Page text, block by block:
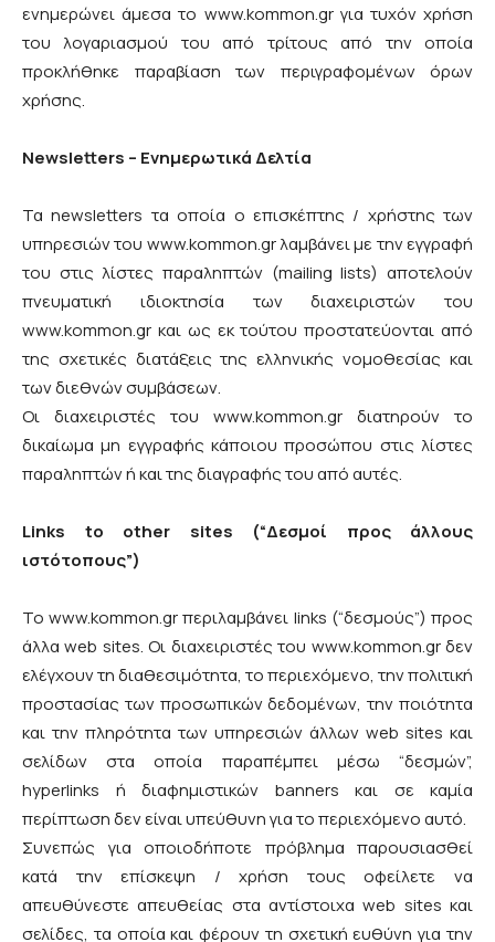
ενημερώνει άμεσα το www.kommon.gr για τυχόν χρήση
του λογαριασμού του από τρίτους από την οποία
προκλήθηκε παραβίαση των περιγραφομένων όρων
χρήσης.
Newsletters – Ενημερωτικά Δελτία
Τα newsletters τα οποία ο επισκέπτης / χρήστης των
υπηρεσιών του www.kommon.gr λαμβάνει με την εγγραφή
του στις λίστες παραληπτών (mailing lists) αποτελούν
πνευματική ιδιοκτησία των διαχειριστών του
www.kommon.gr και ως εκ τούτου προστατεύονται από
της σχετικές διατάξεις της ελληνικής νομοθεσίας και
των διεθνών συμβάσεων.
Οι διαχειριστές του www.kommon.gr διατηρούν το
δικαίωμα μη εγγραφής κάποιου προσώπου στις λίστες
παραληπτών ή και της διαγραφής του από αυτές.
Links to other sites (“Δεσμοί προς άλλους
ιστότοπους”)
Το www.kommon.gr περιλαμβάνει links (“δεσμούς”) προς
άλλα web sites. Οι διαχειριστές του www.kommon.gr δεν
ελέγχουν τη διαθεσιμότητα, το περιεχόμενο, την πολιτική
προστασίας των προσωπικών δεδομένων, την ποιότητα
και την πληρότητα των υπηρεσιών άλλων web sites και
σελίδων στα οποία παραπέμπει μέσω “δεσμών”,
hyperlinks ή διαφημιστικών banners και σε καμία
περίπτωση δεν είναι υπεύθυνη για το περιεχόμενο αυτό.
Συνεπώς για οποιοδήποτε πρόβλημα παρουσιασθεί
κατά την επίσκεψη / χρήση τους οφείλετε να
απευθύνεστε απευθείας στα αντίστοιχα web sites και
σελίδες, τα οποία και φέρουν τη σχετική ευθύνη για την